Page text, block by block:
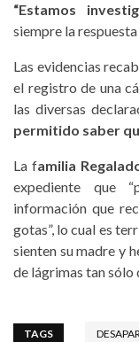
“Estamos
siempre la
Las evidencias
el registro de una
las diversas
permitido saber
La familia
expediente que
información que
gotas”, lo cual es
sienten su madre y
de lágrimas tan sólo
TAGS